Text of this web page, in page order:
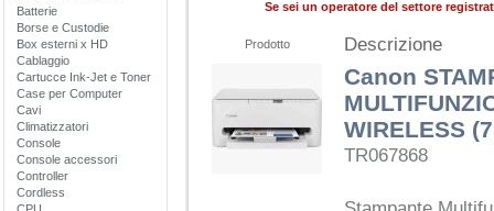
Batterie
Borse e Custodie
Box esterni x HD
Cablaggio
Cartucce Ink-Jet e Toner
Case per Computer
Cavi
Climatizzatori
Console
Console accessori
Controller
Cordless
Se sei un operatore del settore
Prodotto Descrizione
Canon
WIRELESS
TR067868